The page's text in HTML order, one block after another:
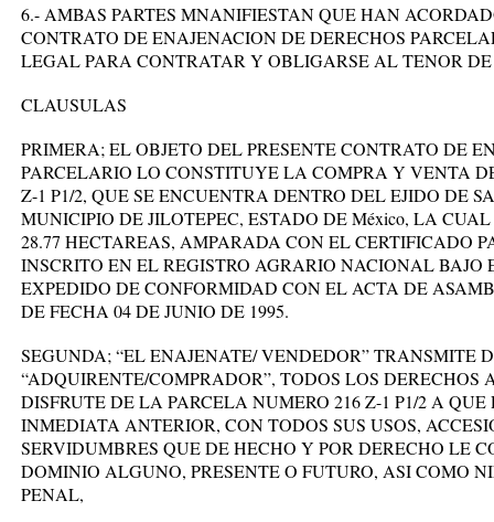
6.- AMBAS PARTES MNANIFIESTAN QUE HAN
CONTRATO DE ENAJENACION DE DERECHOS
LEGAL PARA CONTRATAR Y OBLIGARSE AL TENOR
CLAUSULAS
PRIMERA; EL OBJETO DEL PRESENTE CONTRATO DE
PARCELARIO LO CONSTITUYE LA COMPRA Y VENTA
Z-1 P1/2, QUE SE ENCUENTRA DENTRO DEL EJIDO DE
MUNICIPIO DE JILOTEPEC, ESTADO DE México, LA
28.77 HECTAREAS, AMPARADA CON EL CERTIFICADO
INSCRITO EN EL REGISTRO AGRARIO NACIONAL BAJO
EXPEDIDO DE CONFORMIDAD CON EL ACTA DE
DE FECHA 04 DE JUNIO DE 1995.
SEGUNDA; “EL ENAJENATE/ VENDEDOR” TRANSMITE
“ADQUIRENTE/COMPRADOR”, TODOS LOS DERECHOS
DISFRUTE DE LA PARCELA NUMERO 216 Z-1 P1/2 A
INMEDIATA ANTERIOR, CON TODOS SUS USOS,
SERVIDUMBRES QUE DE HECHO Y POR DERECHO LE
DOMINIO ALGUNO, PRESENTE O FUTURO, ASI COMO
PENAL,